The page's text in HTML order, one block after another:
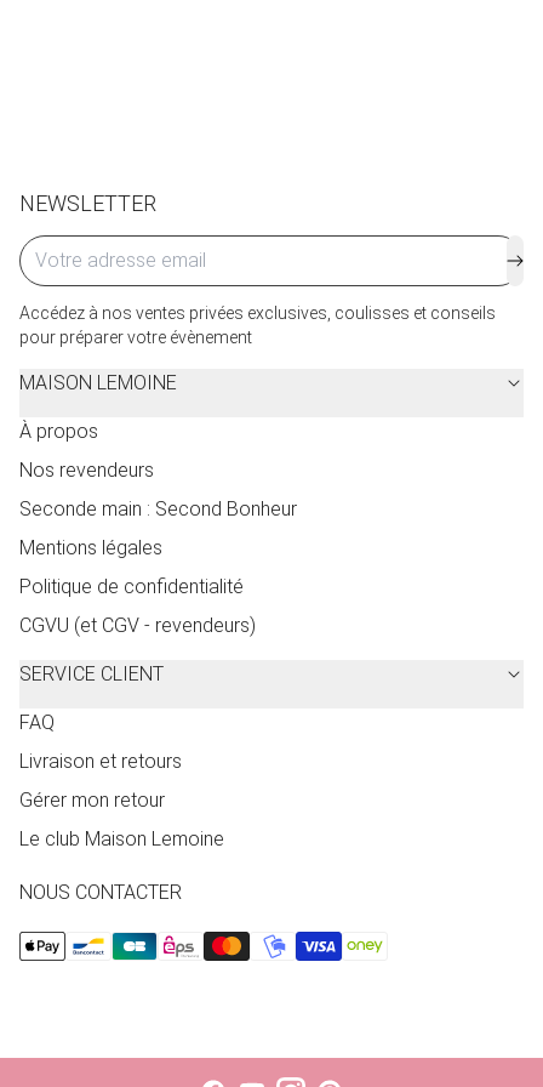
NEWSLETTER
Accédez à nos ventes privées exclusives, coulisses et conseils
pour préparer votre évènement
MAISON LEMOINE
À propos
Nos revendeurs
Seconde main : Second Bonheur
Mentions légales
Politique de confidentialité
CGVU (et CGV - revendeurs)
SERVICE CLIENT
FAQ
Livraison et retours
Gérer mon retour
Le club Maison Lemoine
NOUS CONTACTER